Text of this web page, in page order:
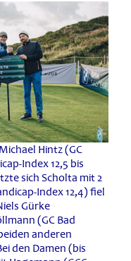
Hintz (GC
Index 12,5 bis
sich Scholta mit 2
Index 12,4) fiel
Gürke
(GC Bad
anderen
den Damen (bis